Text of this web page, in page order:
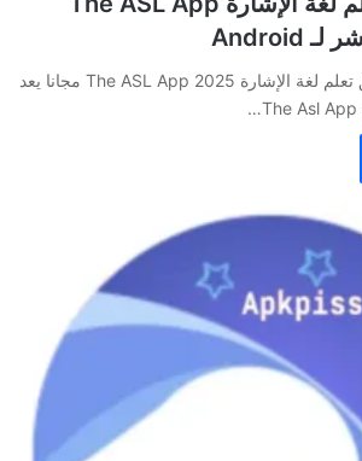
نبذة مختصرة عن تطبيق تعلم لغة الإشارة The ASL App 2025 مجانا يعد